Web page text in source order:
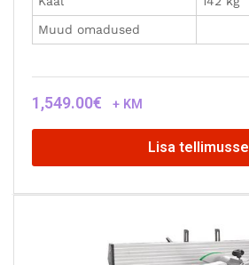
Muud omadused
1,549.00€ + KM
Lisa tellimusse